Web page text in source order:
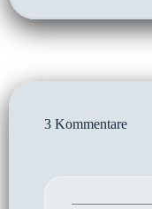
3 Kommentare